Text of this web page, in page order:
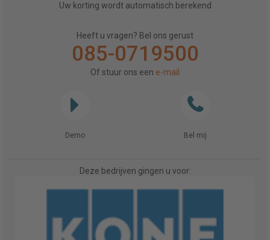
Uw korting wordt automatisch berekend
Heeft u vragen? Bel ons gerust
085-0719500
Of stuur ons een e-mail
Demo Bel mij
Deze bedrijven gingen u voor: